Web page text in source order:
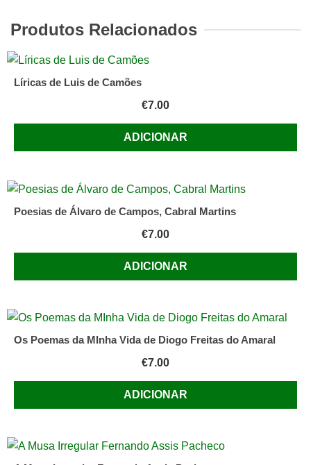
Poética
Produtos Relacionados
Líricas de Luis de Camões
€7.00
ADICIONAR
Poesias de Álvaro de Campos, Cabral Martins
€7.00
ADICIONAR
Os Poemas da MInha Vida de Diogo Freitas do Amaral
€7.00
ADICIONAR